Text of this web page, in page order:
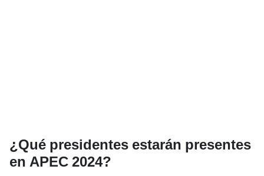
¿Qué presidentes estarán presentes
en APEC 2024?